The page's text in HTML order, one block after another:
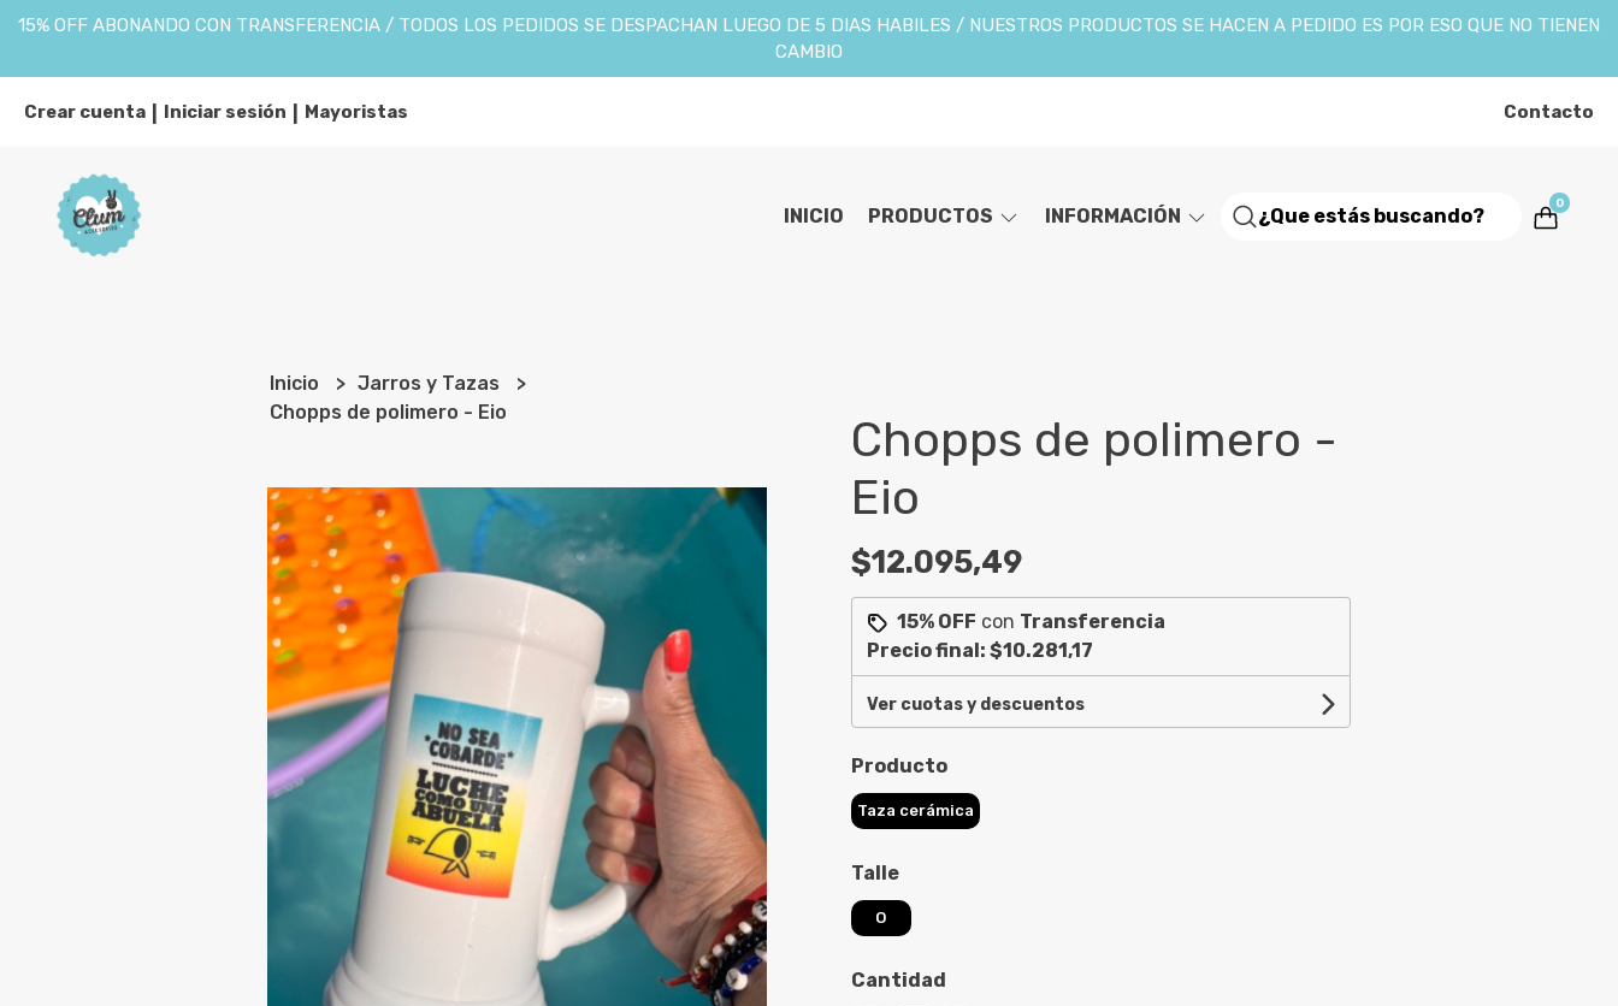
15% OFF ABONANDO CON TRANSFERENCIA / TODOS LOS PEDIDOS SE DESPACHAN LUEGO DE 5 DIAS HABILES / NUESTROS PRODUCTOS SE HACEN A PEDIDO ES POR ESO QUE NO TIENEN
CAMBIO
Crear cuenta Iniciar sesión Mayoristas Contacto
INICIO PRODUCTOS INFORMACIÓN
0
Inicio
Jarros y Tazas
Chopps de polimero - Eio
Chopps de polimero -
Eio
$12.095,49
15% OFF con Transferencia
Precio final: $10.281,17
Ver cuotas y descuentos
Producto
Taza cerámica
Talle
O
Cantidad